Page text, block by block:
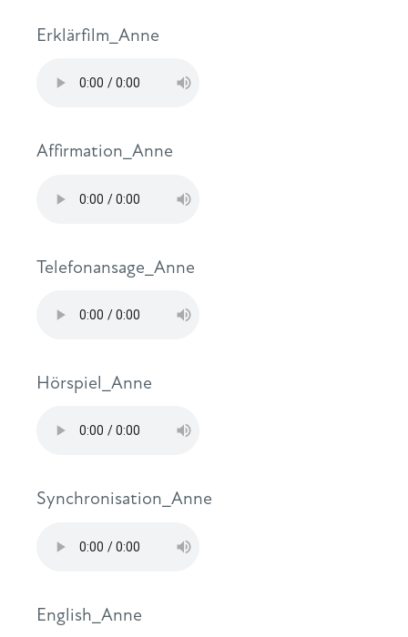
Erklärfilm_Anne
Affirmation_Anne
Telefonansage_Anne
Hörspiel_Anne
Synchronisation_Anne
English_Anne